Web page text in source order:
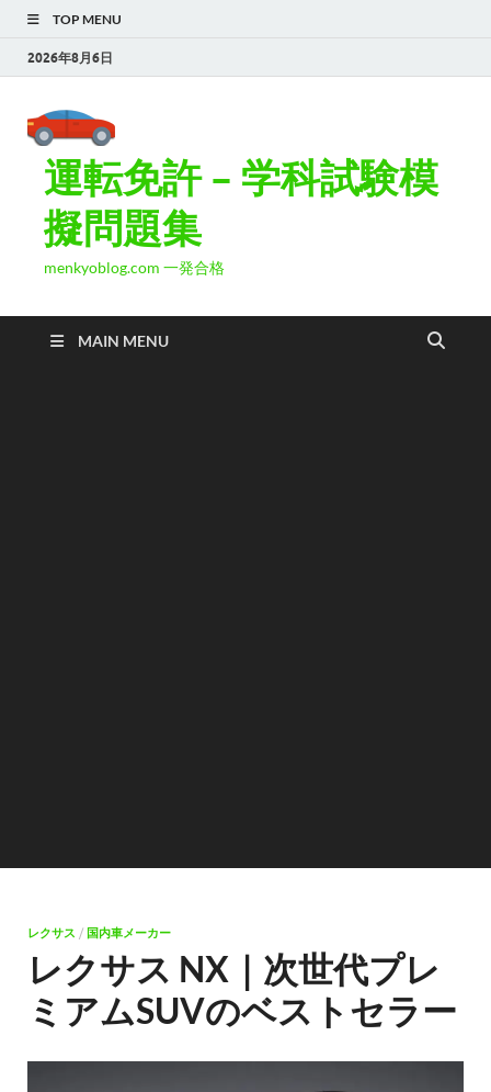
TOP MENU
2026年8月6日
運転免許 – 学科試験模
擬問題集
menkyoblog.com 一発合格
MAIN MENU
レクサス / 国内車メーカー
レクサス NX｜次世代プレ
ミアムSUVのベストセラー